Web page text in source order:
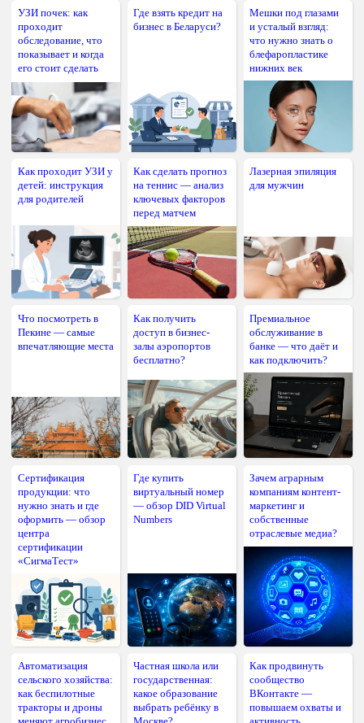
УЗИ почек: как
проходит
обследование, что
показывает и когда
его стоит сделать
Где взять кредит на
бизнес в Беларуси?
Мешки под глазами
и усталый взгляд:
что нужно знать о
блефаропластике
нижних век
Как проходит УЗИ у
детей: инструкция
для родителей
Как сделать прогноз
на теннис — анализ
ключевых факторов
перед матчем
Лазерная эпиляция
для мужчин
Что посмотреть в
Пекине — самые
впечатляющие места
Как получить
доступ в бизнес-
залы аэропортов
бесплатно?
Премиальное
обслуживание в
банке — что даёт и
как подключить?
Сертификация
продукции: что
нужно знать и где
оформить — обзор
центра
сертификации
«СигмаТест»
Где купить
виртуальный номер
— обзор DID Virtual
Numbers
Зачем аграрным
компаниям контент-
маркетинг и
собственные
отраслевые медиа?
Автоматизация
сельского хозяйства:
как беспилотные
тракторы и дроны
Частная школа или
государственная:
какое образование
выбрать ребёнку в
Как продвинуть
сообщество
ВКонтакте —
повышаем охваты и